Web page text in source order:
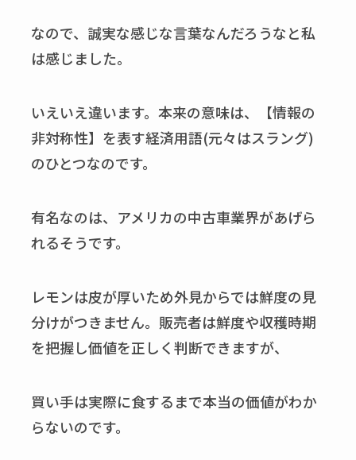
なので、誠実な感じな言葉なんだろうなと私
は感じました。
いえいえ違います。本来の意味は、【情報の
非対称性】を表す経済用語(元々はスラング)
のひとつなのです。
有名なのは、アメリカの中古車業界があげら
れるそうです。
レモンは皮が厚いため外見からでは鮮度の見
分けがつきません。販売者は鮮度や収穫時期
を把握し価値を正しく判断できますが、
買い手は実際に食するまで本当の価値がわか
らないのです。